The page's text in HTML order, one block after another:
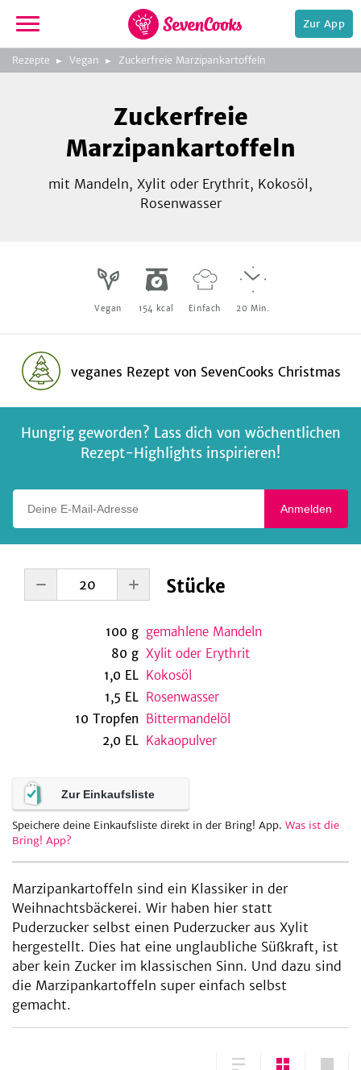
zur
Startseite
Zur App
Rezepte Vegan Zuckerfreie Marzipankartoffeln
Bild
3
zeigen
Zuckerfreie
Marzipankartoffeln
mit Mandeln, Xylit oder Erythrit, Kokosöl,
Rosenwasser
Vegan 154 kcal Einfach 20 Min.
veganes Rezeptvon SevenCooks Christmas
Hungrig geworden? Lass dich von wöchentlichen
Rezept-Highlights inspirieren!
Anmelden
Stücke
100 g gemahlene Mandeln
80 g Xylit oder Erythrit
1,0 EL Kokosöl
1,5 EL Rosenwasser
10 Tropfen Bittermandelöl
2,0 EL Kakaopulver
Zur Einkaufsliste
Speichere deine Einkaufsliste direkt in der Bring! App. Was ist die
Bring! App?
Marzipankartoffeln sind ein Klassiker in der
Weihnachtsbäckerei. Wir haben hier statt
Puderzucker selbst einen Puderzucker aus Xylit
hergestellt. Dies hat eine unglaubliche Süßkraft, ist
aber kein Zucker im klassischen Sinn. Und dazu sind
die Marzipankartoffeln super einfach selbst
gemacht.